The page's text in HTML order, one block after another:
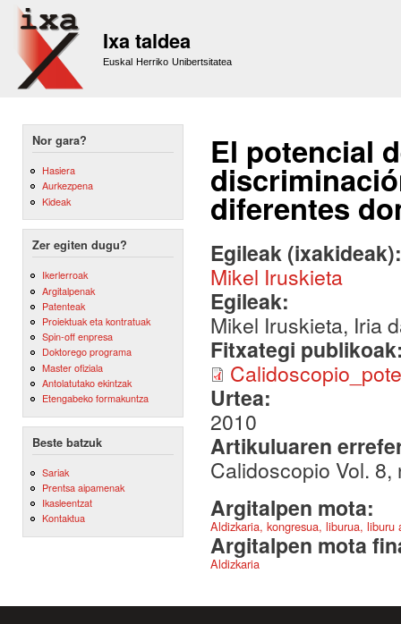
Ixa taldea
Euskal Herriko Unibertsitatea
Nor gara?
Hasiera
Aurkezpena
Kideak
Zer egiten dugu?
Ikerlerroak
Argitalpenak
Patenteak
Proiektuak eta kontratuak
Spin-off enpresa
Doktorego programa
Master ofiziala
Antolatutako ekintzak
Etengabeko formakuntza
Beste batzuk
Sariak
Prentsa aipamenak
Ikasleentzat
Kontaktua
El potencial
diferentes
Egileak
Mikel Iruskieta
Egileak:
Mikel Iruskieta, Iria
Fitxategi
Urtea:
2010
Artikuluaren
Calidoscopio Vol.
Argitalpen mota:
Aldizkaria, kongresua, liburua,
Argitalpen mota
Aldizkaria